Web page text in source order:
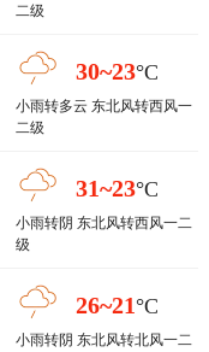
二级
30~23°C
小雨转多云 东北风转西风一
二级
31~23°C
小雨转阴 东北风转西风一二
级
26~21 °C
小雨转阴 东北风转北风一二